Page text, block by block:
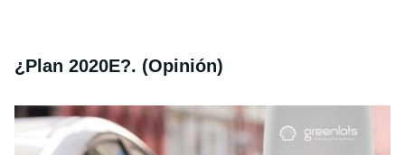
¿Plan 2020E?. (Opinión)